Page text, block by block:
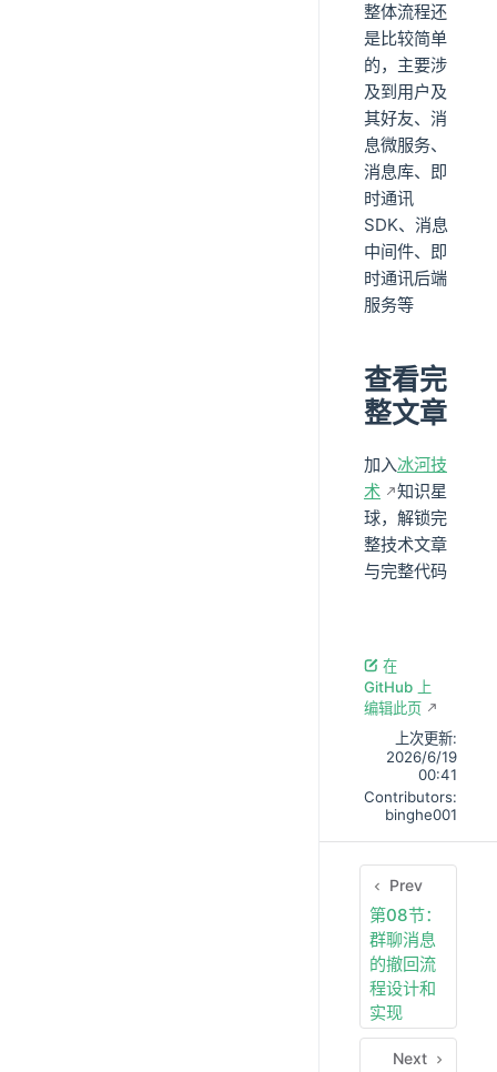
整体流程还
是比较简单
的，主要涉
及到用户及
其好友、消
息微服务、
消息库、即
时通讯
SDK、消息
中间件、即
时通讯后端
服务等
查看完
整文章
加入冰河技
术
知识星
球，解锁完
整技术文章
与完整代码
在
GitHub 上
编辑此页
上次更新:
2026/6/19
00:41
Contributors:
binghe001
Prev
第08节：
群聊消息
的撤回流
程设计和
实现
Next